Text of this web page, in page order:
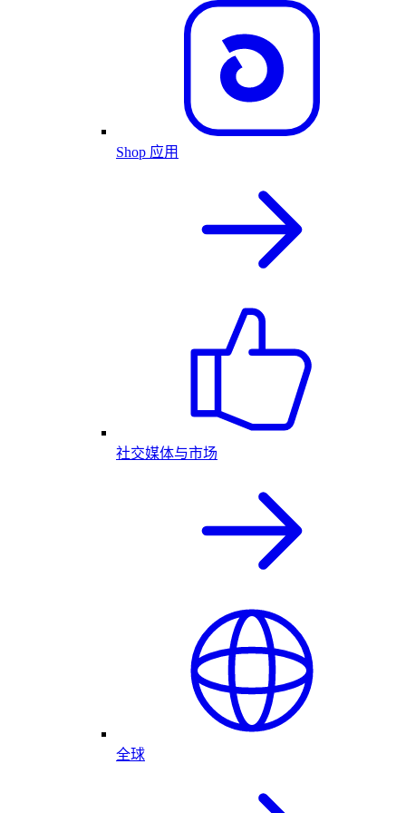
Shop 应用
社交媒体与市场
全球